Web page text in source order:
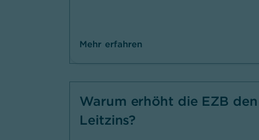
Mehr erfahren
Warum erhöht die EZB den
Leitzins?